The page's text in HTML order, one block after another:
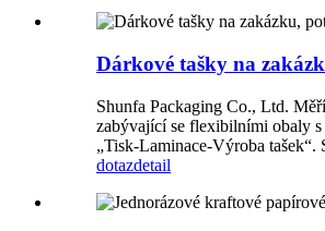
Dárkové tašky na
Shunfa Packaging Co., Ltd.
zabývající se flexibilními obaly
„Tisk-Laminace-Výroba
dotazdetail